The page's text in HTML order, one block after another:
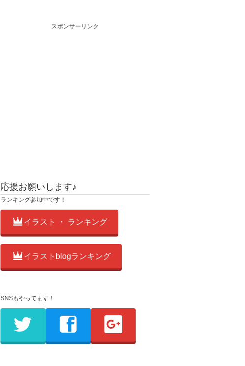
スポンサーリンク
応援お願いします♪
ランキング参加中です！
イラスト ・ ランキング
イラストblogランキング
SNSもやってます！